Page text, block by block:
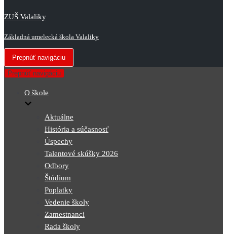
ZUŠ Valaliky
Základná umelecká škola Valaliky
Prepnúť navigáciu
Prepnúť navigáciu
O škole
Aktuálne
História a súčasnosť
Úspechy
Talentové skúšky 2026
Odbory
Štúdium
Poplatky
Vedenie školy
Zamestnanci
Rada školy